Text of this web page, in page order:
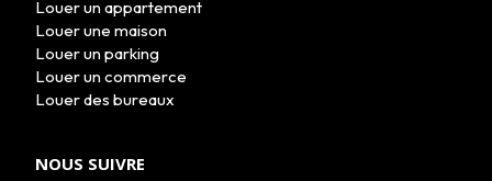
Louer un appartement
Louer une maison
Louer un parking
Louer un commerce
Louer des bureaux
NOUS SUIVRE